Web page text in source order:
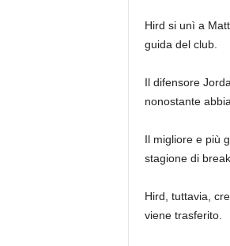
Hird si unì a
guida del club.
Il difensore
nonostante
Il migliore e più
stagione di
Hird, tuttavia,
viene trasferito.